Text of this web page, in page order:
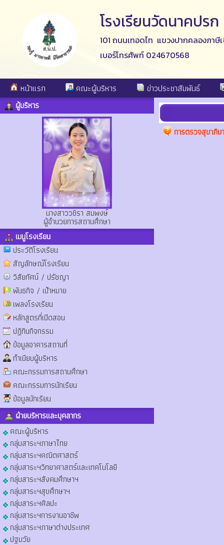
โรงเรียนวัดนาคปรก
101 ถนนเทอดไท แขวงปากคลองภา
เบอร์โทรศัพท์ 024670568
หน้าแรก คณะผู้บริหาร ข่าวประชาสัมพันธ์
ผู้บริหาร
นางสาววชิรา สมพงษ์
ผู้อำนวยการสถานศึกษา
เมนูโรงเรียน
ประวัติโรงเรียน
สัญลักษณ์โรงเรียน
วิสัยทัศน์ / ปรัชญา
พันธกิจ / เป้าหมาย
เพลงโรงเรียน
หลักสูตรที่เปิดสอน
ปฏิทินกิจกรรม
ข้อมูลอาคารสถานที่
ทำเนียบผู้บริหาร
คณะกรรมการสถานศึกษา
คณะกรรมการนักเรียน
ข้อมูลนักเรียน
ฝ่ายบริหารและบุคลากร
คณะผู้บริหาร
กลุ่มสาระฯภาษาไทย
กลุ่มสาระฯคณิตศาสตร์
กลุ่มสาระฯวิทยาศาสตร์และเทคโนโลยี
กลุ่มสาระฯสังคมศึกษาฯ
กลุ่มสาระฯสุขศึกษาฯ
กลุ่มสาระฯศิลปะ
กลุ่มสาระฯการงานอาชีพ
กลุ่มสาระฯภาษาต่างประเทศ
ปฐมวัย
การตรวจสุขาภิบ